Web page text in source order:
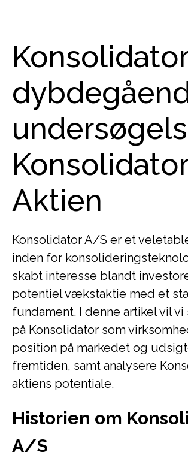
Aktien
Konsolidator A/S er et
inden for
skabt interesse blandt
potentiel vækstaktie med et
fundament. I denne artikel vil
på Konsolidator som
position på markedet og
fremtiden, samt analysere
aktiens potentiale.
Historien om
A/S